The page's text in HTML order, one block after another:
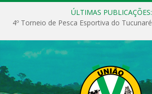
ÚLTIMAS PUBLICAÇÕES: